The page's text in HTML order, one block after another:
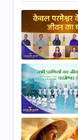
9:43
14:38
11:06